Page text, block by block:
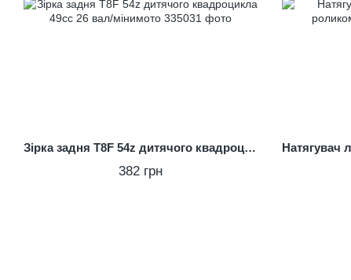
Зірка задня T8F 54z дитячого квадроцикла 49cc 26 вал/мінимото
382 грн